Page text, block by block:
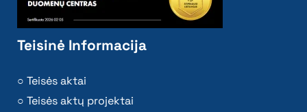
Teisinė Informacija
Teisės aktai
Teisės aktų projektai